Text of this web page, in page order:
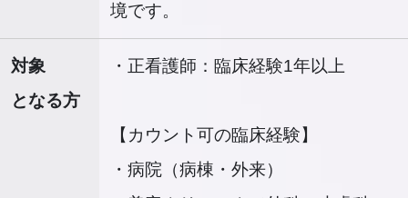
境です。
対象
となる方
・正看護師：臨床経験1年以上
【カウント可の臨床経験】
・病院（病棟・外来）